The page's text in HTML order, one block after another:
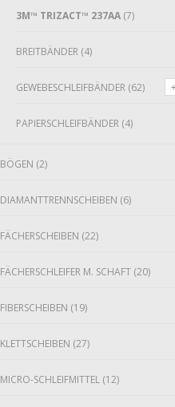
3M™ TRIZACT™ 237AA (7)
BREITBÄNDER (4)
GEWEBESCHLEIFBÄNDER (62)
PAPIERSCHLEIFBÄNDER (4)
BÖGEN (2)
DIAMANTTRENNSCHEIBEN (6)
FÄCHERSCHEIBEN (22)
FÄCHERSCHLEIFER M. SCHAFT (20)
FIBERSCHEIBEN (19)
KLETTSCHEIBEN (27)
MICRO-SCHLEIFMITTEL (12)